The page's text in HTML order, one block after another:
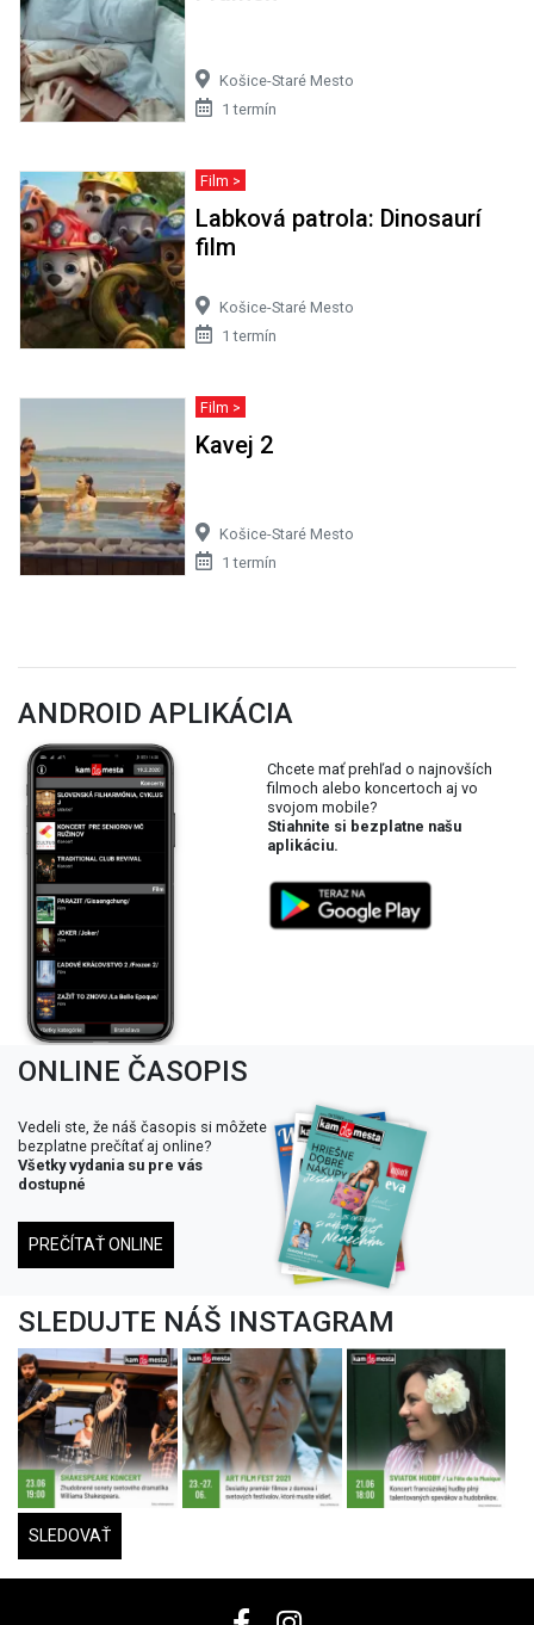
Košice-Staré Mesto
1 termín
Film >
Labková patrola: Dinosaurí
film
Košice-Staré Mesto
1 termín
Film >
Kavej 2
Košice-Staré Mesto
1 termín
ANDROID APLIKÁCIA
Chcete mať prehľad o najnovších
filmoch alebo koncertoch aj vo
svojom mobile?
Stiahnite si bezplatne našu
aplikáciu.
ONLINE ČASOPIS
Vedeli ste, že náš časopis si môžete
bezplatne prečítať aj online?
Všetky vydania su pre vás
dostupné
PREČÍTAŤ ONLINE
SLEDUJTE NÁŠ INSTAGRAM
SLEDOVAŤ